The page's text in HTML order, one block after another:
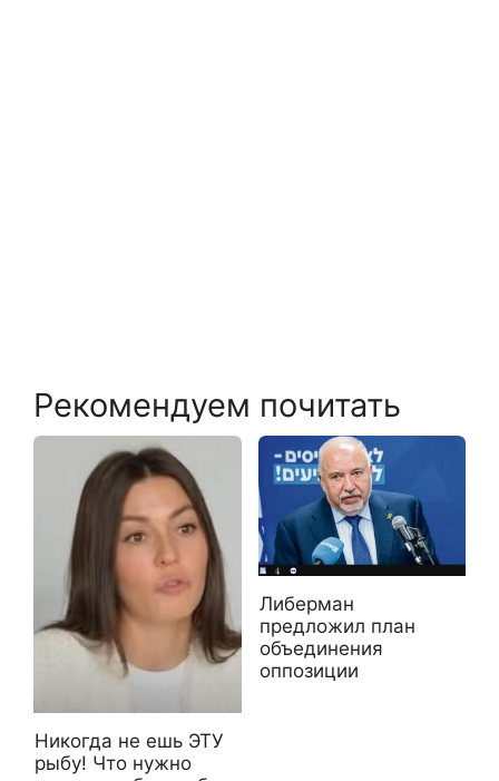
Рекомендуем почитать
Никогда не ешь ЭТУ
рыбу! Что нужно
Либерман
предложил план
объединения
оппозиции